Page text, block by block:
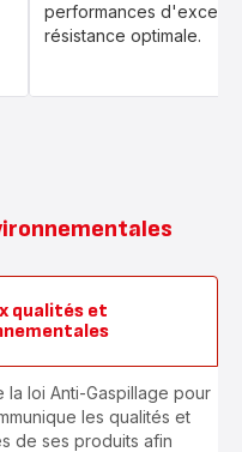
performances
résistance optimale.
qualités et
la loi Anti-Gaspillage pour
les qualités et
de ses produits afin